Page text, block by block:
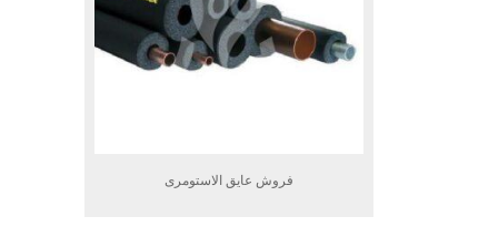
فروش عایق الاستومری